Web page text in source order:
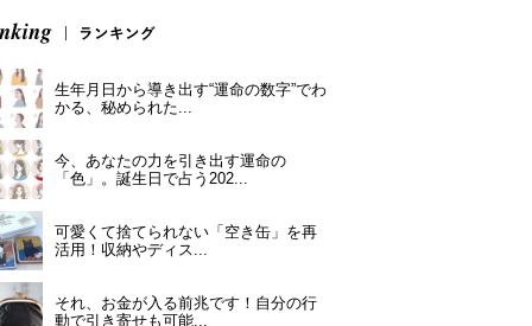
生年月日から導き出す“運命の数字”でわ
かる、秘められた...
今、あなたの力を引き出す運命の
「色」。誕生日で占う202...
可愛くて捨てられない「空き缶」を再
活用！収納やディス...
それ、お金が入る前兆です！自分の行
動で引き寄せも可能...